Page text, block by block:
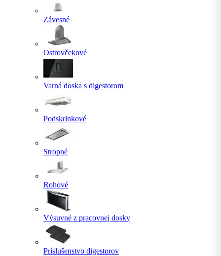
Závesné
Ostrovčekové
Varná doska s digestorom
Podskrinkové
Stropné
Rohové
Výsuvné z pracovnej dosky
Príslušenstvo digestorov